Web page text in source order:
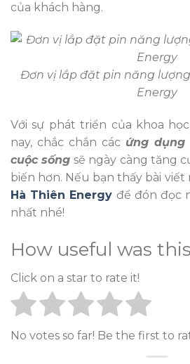
của khách hàng.
Đơn vị lắp đặt pin năng
Energy
Với sự phát triển của khoa
nay, chắc chắn các ứng
cuộc sống sẽ ngày càng tăng
biến hơn. Nếu bạn thấy bài viết
Hà Thiên Energy để đón đọc
nhất nhé!
How useful was
Click on a star to rate it!
No votes so far! Be the first to